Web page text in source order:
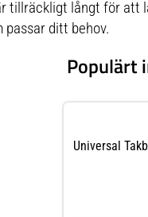
tillräckligt långt för att
passar ditt behov.
Populärt
Universal